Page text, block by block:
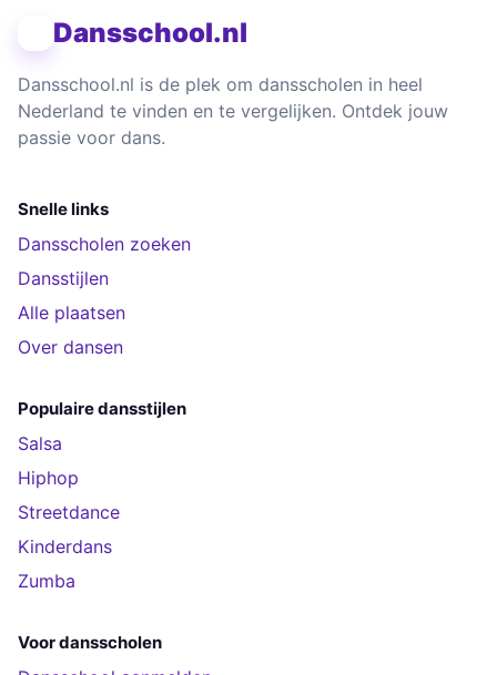
Dansschool.nl
Dansschool.nl is de plek om dansscholen in heel
Nederland te vinden en te vergelijken. Ontdek jouw
passie voor dans.
Snelle links
Dansscholen zoeken
Dansstijlen
Alle plaatsen
Over dansen
Populaire dansstijlen
Salsa
Hiphop
Streetdance
Kinderdans
Zumba
Voor dansscholen